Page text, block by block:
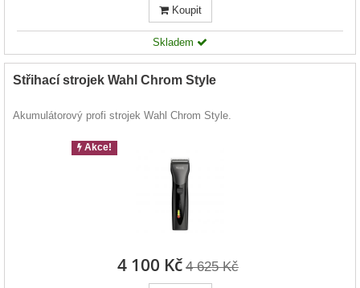
Koupit
Skladem
Střihací strojek Wahl Chrom Style
Akumulátorový profi strojek Wahl Chrom Style.
Akce!
4 100 Kč 4 625 Kč